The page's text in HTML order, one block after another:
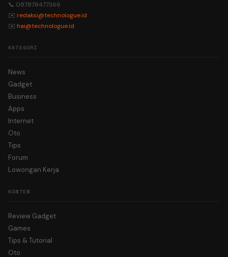
📞 087878477366
✉️ redaksi@technologue.id
✉️ hai@technologue.id
KATEGORI
News
Gadget
Business
Apps
Internet
Oto
Tips
Forum
Lowongan Kerja
KONTEN
Review Gadget
Games
Tips & Tutorial
Oto